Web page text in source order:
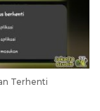
Terhenti